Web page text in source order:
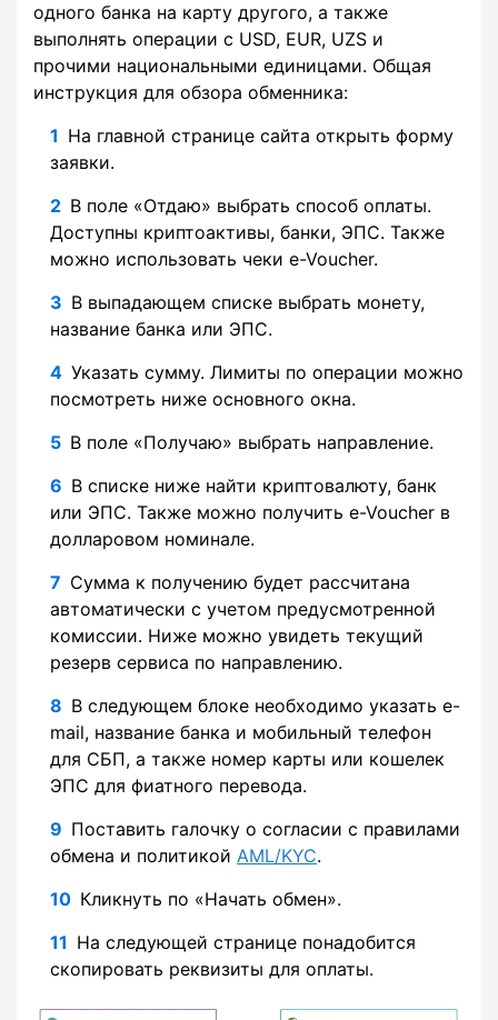
одного банка на карту другого, а также
выполнять операции с USD, EUR, UZS и
прочими национальными единицами. Общая
инструкция для обзора обменника:
На главной странице сайта открыть форму
заявки.
В поле «Отдаю» выбрать способ оплаты.
Доступны криптоактивы, банки, ЭПС. Также
можно использовать чеки e-Voucher.
В выпадающем списке выбрать монету,
название банка или ЭПС.
Указать сумму. Лимиты по операции можно
посмотреть ниже основного окна.
В поле «Получаю» выбрать направление.
В списке ниже найти криптовалюту, банк
или ЭПС. Также можно получить e-Voucher в
долларовом номинале.
Сумма к получению будет рассчитана
автоматически с учетом предусмотренной
комиссии. Ниже можно увидеть текущий
резерв сервиса по направлению.
В следующем блоке необходимо указать e-
mail, название банка и мобильный телефон
для СБП, а также номер карты или кошелек
ЭПС для фиатного перевода.
Поставить галочку о согласии с правилами
обмена и политикой AML/KYC.
Кликнуть по «Начать обмен».
На следующей странице понадобится
скопировать реквизиты для оплаты.